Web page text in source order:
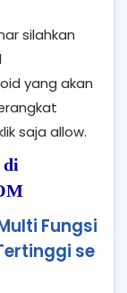
silahkan
yang akan
saja allow.
di
Fungsi
se